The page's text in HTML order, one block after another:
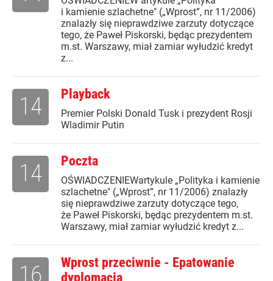
i kamienie szlachetne" („Wprost”, nr 11/2006)
znalazły się nieprawdziwe zarzuty dotyczące
tego, że Paweł Piskorski, będąc prezydentem
m.st. Warszawy, miał zamiar wyłudzić kredyt
z...
Playback
Premier Polski Donald Tusk i prezydent Rosji
Wladimir Putin
14
Poczta
OŚWIADCZENIEWartykule „Polityka i kamienie
szlachetne" („Wprost”, nr 11/2006) znalazły
się nieprawdziwe zarzuty dotyczące tego,
że Paweł Piskorski, będąc prezydentem m.st.
Warszawy, miał zamiar wyłudzić kredyt z...
14
Wprost przeciwnie - Epatowanie
dyplomacją
16